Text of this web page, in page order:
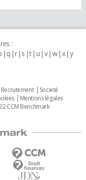
:
q r s t u v w x y
Recrutement
Societé
Mentions légales
CCM Benchmark